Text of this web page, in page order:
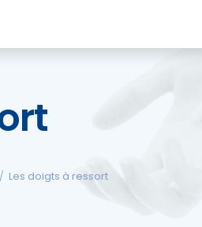
/ Les doigts à ressort